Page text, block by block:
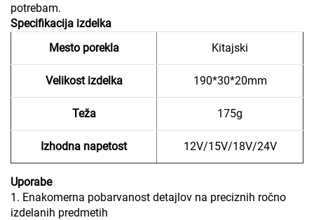
potrebam.
Specifikacija izdelka
Mesto porekla
Kitajski
Velikost izdelka 190*30*20mm
Teža 175g
Izhodna napetost 12V/15V/18V/24V
Uporabe
1. Enakomerna pobarvanost detajlov na preciznih ročno
izdelanih predmetih